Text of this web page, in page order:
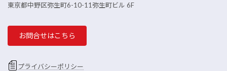
東京都中野区弥生町6-10-11弥生町ビル 6F
お問合せはこちら
プライバシーポリシー